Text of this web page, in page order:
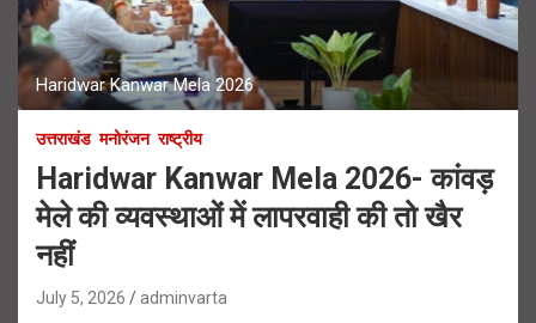
Haridwar Kanwar Mela 2026
उत्तराखंड मनोरंजन राष्ट्रीय
Haridwar Kanwar Mela 2026- कांवड़
मेले की व्यवस्थाओं में लापरवाही की तो खैर
नहीं
July 5, 2026 adminvarta